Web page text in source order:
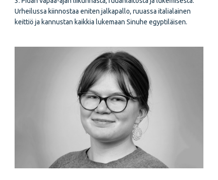
Urheilussa kiinnostaa eniten jalkapallo, ruuassa italialainen
keittiö ja kannustan kaikkia lukemaan Sinuhe egyptiläisen.